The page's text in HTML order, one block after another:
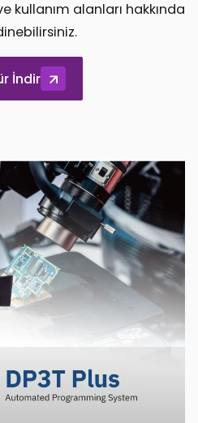
kullanım alanları hakkında
İndir